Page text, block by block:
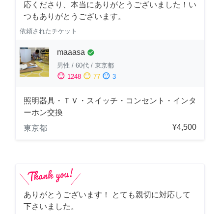
応くださり、本当にありがとうございました！い
つもありがとうございます。
依頼されたチケット
maaasa check_circle
男性 / 60代 / 東京都
sentiment_satisfied 1248 sentiment_neutral 77 sentiment_dissatisfied 3
照明器具・ＴＶ・スイッチ・コンセント・インタ
ーホン交換
東京都
¥4,500
ありがとうございます！ とても親切に対応して
下さいました。